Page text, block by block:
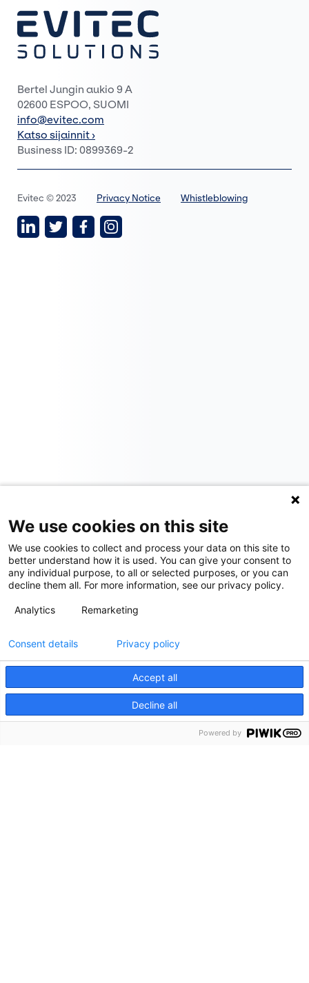
Bertel Jungin aukio 9 A
02600 ESPOO, SUOMI
info@evitec.com
Katso sijainnit ›
Business ID: 0899369-2
Evitec © 2023 Privacy Notice Whistleblowing
We use cookies on this site
We use cookies to collect and process your data on this site to
better understand how it is used. You can give your consent to
any individual purpose, to all or selected purposes, or you can
decline them all. For more information, see our privacy policy.
Analytics Remarketing
Accept all
Decline all
Consent details Privacy policy
Powered by